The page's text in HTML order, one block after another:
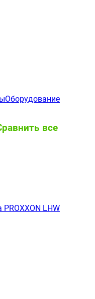
Оборудование
все
LHW